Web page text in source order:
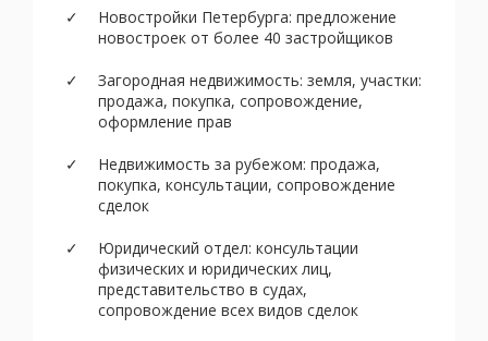
Новостройки Петербурга: предложение
новостроек от более 40 застройщиков
Загородная недвижимость: земля, участки:
продажа, покупка, сопровождение,
оформление прав
Недвижимость за рубежом: продажа,
покупка, консультации, сопровождение
сделок
Юридический отдел: консультации
физических и юридических лиц,
представительство в судах,
сопровождение всех видов сделок